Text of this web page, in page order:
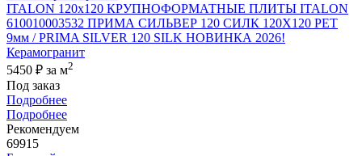
ITALON 120x120 КРУПНОФОРМАТНЫЕ ПЛИТЫ ITALON
610010003532 ПРИМА СИЛЬВЕР 120 СИЛК 120Х120 РЕТ
9мм / PRIMA SILVER 120 SILK НОВИНКА 2026!
Керамогранит
5450 ₽ за м2
Под заказ
Подробнее
Подробнее
Рекомендуем
69915